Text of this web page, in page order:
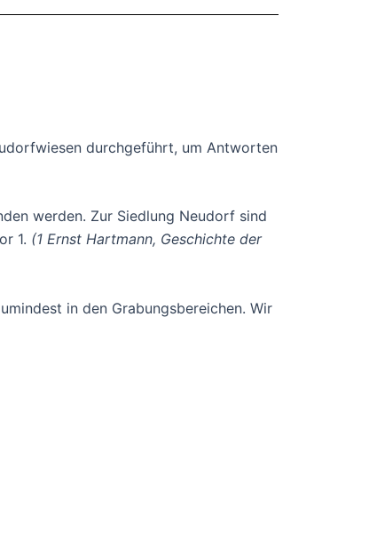
durchgeführt, um Antworten
werden. Zur Siedlung Neudorf sind
1. (1 Ernst Hartmann, Geschichte der
in den Grabungsbereichen. Wir